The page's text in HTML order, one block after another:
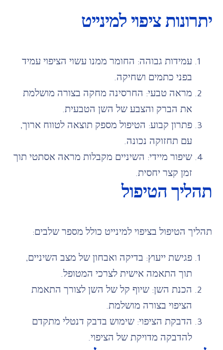
יתרונות ציפוי למינייט
עמידות גבוהה: החומר ממנו עשוי הציפוי עמיד
בפני כתמים ושחיקה.
מראה טבעי: החרסינה מחקה בצורה מושלמת
את הברק והצבע של השן הטבעית.
פתרון קבוע: הטיפול מספק תוצאה לטווח ארוך,
עם תחזוקה נכונה.
שיפור מיידי: השיניים מקבלות מראה אסתטי תוך
זמן קצר יחסית.
תהליך הטיפול
תהליך הטיפול בציפוי למינייט כולל מספר שלבים:
פגישת ייעוץ: בדיקה ואבחון של מצב השיניים,
תוך התאמה אישית לצרכי המטופל.
הכנת השן: שיוף קל של השן לצורך התאמת
הציפוי בצורה מושלמת.
הדבקת הציפוי: שימוש בדבק דנטלי מתקדם
להדבקה מדויקת של הציפוי.